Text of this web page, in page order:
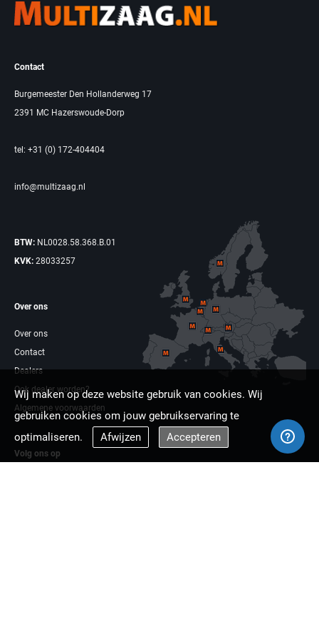
Contact
Burgemeester Den Hollanderweg 17
2391 MC Hazerswoude-Dorp
tel: +31 (0) 172-404404
info@multizaag.nl
BTW: NL0028.58.368.B.01
KVK: 28033257
Over ons
Over ons
Contact
Dealers
Ook dealer worden?
Algemene voorwaarden
Volg ons op
Wij maken op deze website gebruik van cookies. Wij
gebruiken cookies om jouw gebruikservaring te
optimaliseren.
Afwijzen Accepteren